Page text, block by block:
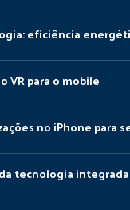
eficiência
VR para o mobile
no iPhone para
tecnologia